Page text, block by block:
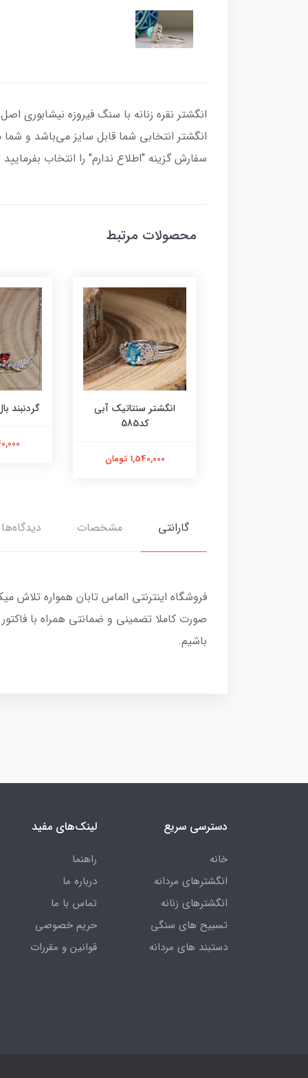
انگشتر انتخابی شما قابل سایز می‌باشد و
سفارش گزینه "اطلاع ندارم" را انتخاب
محصولات مرتبط
انگشتر سنتاتیک آبی
کد585
1,540,000 تومان
گردنبند
گارانتی مشخصات دیدگاه‌ها
فروشگاه اینترنتی الماس تابان همواره
صورت کاملا تضمینی و ضمانتی همراه با
باشیم.
دسترسی سریع
خانه
انگشترهای مردانه
انگشترهای زنانه
تسبیح های سنگی
دستبند های مردانه
لینک‌های مفید
راهنما
درباره ما
تماس با ما
حریم خصوصی
قوانین و مقررات